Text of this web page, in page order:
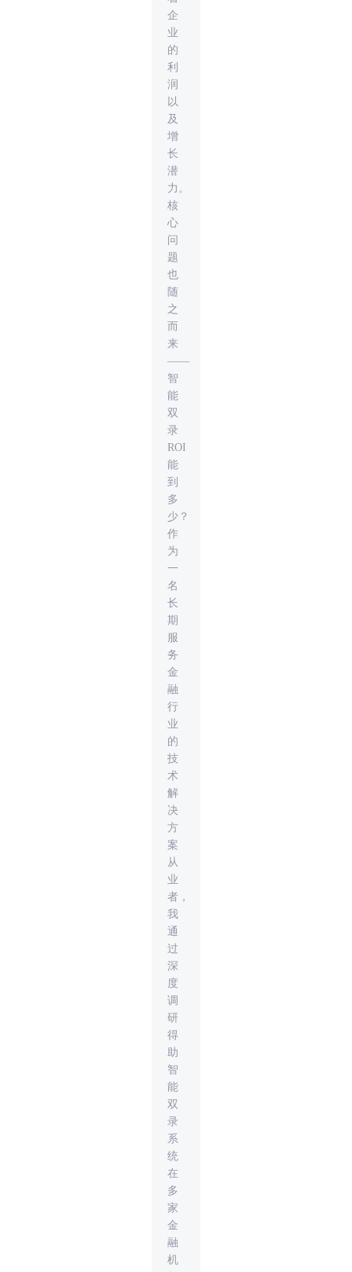
企
业
的
利
润
以
及
增
长
潜
力。
核
心
问
题
也
随
之
而
来
——
智
能
双
录
ROI
能
到
多
少？
作
为
一
名
长
期
服
务
金
融
行
业
的
技
术
解
决
方
案
从
业
者，
我
通
过
深
度
调
研
得
助
智
能
双
录
系
统
在
多
家
金
融
机